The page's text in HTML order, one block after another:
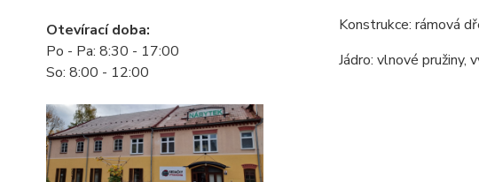
Otevírací doba:
Po - Pa: 8:30 - 17:00
So: 8:00 - 12:00
Konstrukce: rámová
Jádro: vlnové pružiny,